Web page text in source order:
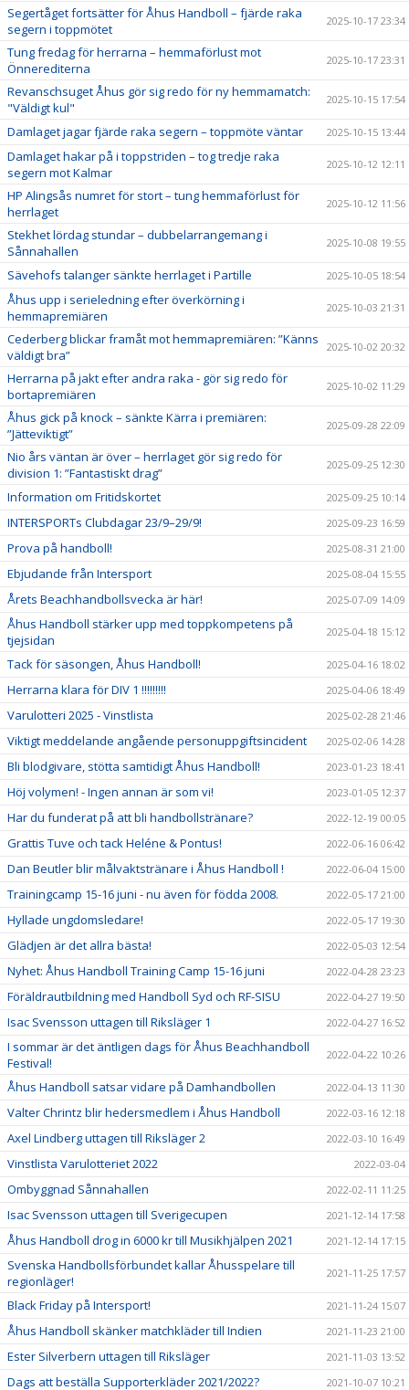
Segertåget fortsätter för Åhus Handboll – fjärde raka
segern i toppmötet
2025-10-17 23:34
Tung fredag för herrarna – hemmaförlust mot
Önnerediterna
2025-10-17 23:31
Revanschsuget Åhus gör sig redo för ny hemmamatch:
"Väldigt kul"
2025-10-15 17:54
Damlaget jagar fjärde raka segern – toppmöte väntar 2025-10-15 13:44
Damlaget hakar på i toppstriden – tog tredje raka
segern mot Kalmar
2025-10-12 12:11
HP Alingsås numret för stort – tung hemmaförlust för
herrlaget
2025-10-12 11:56
Stekhet lördag stundar – dubbelarrangemang i
Sånnahallen
2025-10-08 19:55
Sävehofs talanger sänkte herrlaget i Partille 2025-10-05 18:54
Åhus upp i serieledning efter överkörning i
hemmapremiären
2025-10-03 21:31
Cederberg blickar framåt mot hemmapremiären: ”Känns
väldigt bra”
2025-10-02 20:32
Herrarna på jakt efter andra raka - gör sig redo för
bortapremiären
2025-10-02 11:29
Åhus gick på knock – sänkte Kärra i premiären:
”Jätteviktigt”
2025-09-28 22:09
Nio års väntan är över – herrlaget gör sig redo för
division 1: ”Fantastiskt drag”
2025-09-25 12:30
Information om Fritidskortet 2025-09-25 10:14
INTERSPORTs Clubdagar 23/9–29/9! 2025-09-23 16:59
Prova på handboll! 2025-08-31 21:00
Ebjudande från Intersport 2025-08-04 15:55
Årets Beachhandbollsvecka är här! 2025-07-09 14:09
Åhus Handboll stärker upp med toppkompetens på
tjejsidan
2025-04-18 15:12
Tack för säsongen, Åhus Handboll! 2025-04-16 18:02
Herrarna klara för DIV 1 !!!!!!!!! 2025-04-06 18:49
Varulotteri 2025 - Vinstlista 2025-02-28 21:46
Viktigt meddelande angående personuppgiftsincident 2025-02-06 14:28
Bli blodgivare, stötta samtidigt Åhus Handboll! 2023-01-23 18:41
Höj volymen! - Ingen annan är som vi! 2023-01-05 12:37
Har du funderat på att bli handbollstränare? 2022-12-19 00:05
Grattis Tuve och tack Heléne & Pontus! 2022-06-16 06:42
Dan Beutler blir målvaktstränare i Åhus Handboll ! 2022-06-04 15:00
Trainingcamp 15-16 juni - nu även för födda 2008. 2022-05-17 21:00
Hyllade ungdomsledare! 2022-05-17 19:30
Glädjen är det allra bästa! 2022-05-03 12:54
Nyhet: Åhus Handboll Training Camp 15-16 juni 2022-04-28 23:23
Föräldrautbildning med Handboll Syd och RF-SISU 2022-04-27 19:50
Isac Svensson uttagen till Riksläger 1 2022-04-27 16:52
I sommar är det äntligen dags för Åhus Beachhandboll
Festival!
2022-04-22 10:26
Åhus Handboll satsar vidare på Damhandbollen 2022-04-13 11:30
Valter Chrintz blir hedersmedlem i Åhus Handboll 2022-03-16 12:18
Axel Lindberg uttagen till Riksläger 2 2022-03-10 16:49
Vinstlista Varulotteriet 2022 2022-03-04
Ombyggnad Sånnahallen 2022-02-11 11:25
Isac Svensson uttagen till Sverigecupen 2021-12-14 17:58
Åhus Handboll drog in 6000 kr till Musikhjälpen 2021 2021-12-14 17:15
Svenska Handbollsförbundet kallar Åhusspelare till
regionläger!
2021-11-25 17:57
Black Friday på Intersport! 2021-11-24 15:07
Åhus Handboll skänker matchkläder till Indien 2021-11-23 21:00
Ester Silverbern uttagen till Riksläger 2021-11-03 13:52
Dags att beställa Supporterkläder 2021/2022? 2021-10-07 10:21